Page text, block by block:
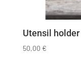
Utensil holder
50,00 €